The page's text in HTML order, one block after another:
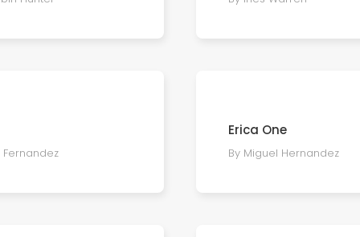
Fernandez
Erica One
By Miguel Hernandez